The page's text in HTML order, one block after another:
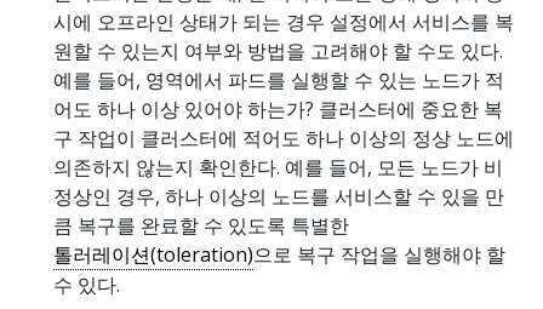
시에 오프라인 상태가 되는 경우 설정에서 서비스를 복
원할 수 있는지 여부와 방법을 고려해야 할 수도 있다.
예를 들어, 영역에서 파드를 실행할 수 있는 노드가 적
어도 하나 이상 있어야 하는가? 클러스터에 중요한 복
구 작업이 클러스터에 적어도 하나 이상의 정상 노드에
의존하지 않는지 확인한다. 예를 들어, 모든 노드가 비
정상인 경우, 하나 이상의 노드를 서비스할 수 있을 만
큼 복구를 완료할 수 있도록 특별한
톨러레이션(toleration)으로 복구 작업을 실행해야 할
수 있다.